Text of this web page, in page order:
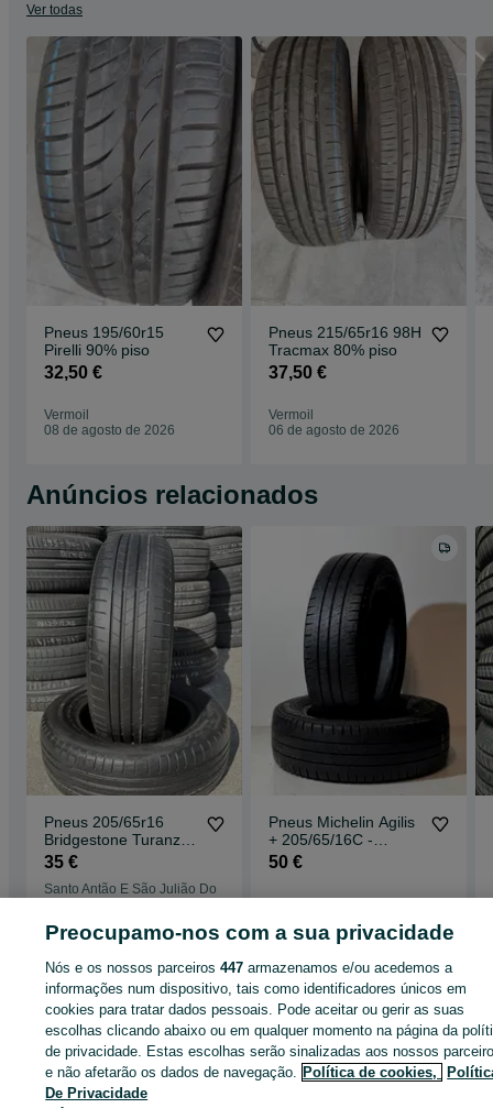
Ver todas
Pneus 195/60r15
Pirelli 90% piso
32,50 €
Vermoil
08 de agosto de 2026
Pneus 215/65r16 98H
Tracmax 80% piso
37,50 €
Vermoil
06 de agosto de 2026
Anúncios relacionados
Pneus 205/65r16
Bridgestone Turanza
T005* com 85% piso
35 €
Santo Antão E São Julião Do
Pneus Michelin Agilis
+ 205/65/16C -
Excelentes
50 €
Página principal Peças e acessórios Pneus e Jantes Pneus
Para
automóveis
Para automóveis - Leiria Para automóveis - Vermoil
CATEGORIA
Preocupamo-nos com a sua privacidade
Nós e os nossos parceiros447 armazenamos e/ou acedemos a
informações num dispositivo, tais como identificadores únicos em
cookies para tratar dados pessoais. Pode aceitar ou gerir as suas
escolhas clicando abaixo ou em qualquer momento na página da
de privacidade. Estas escolhas serão sinalizadas aos nossos
e não afetarão os dados de navegação. Política de cookies,
De Privacidade